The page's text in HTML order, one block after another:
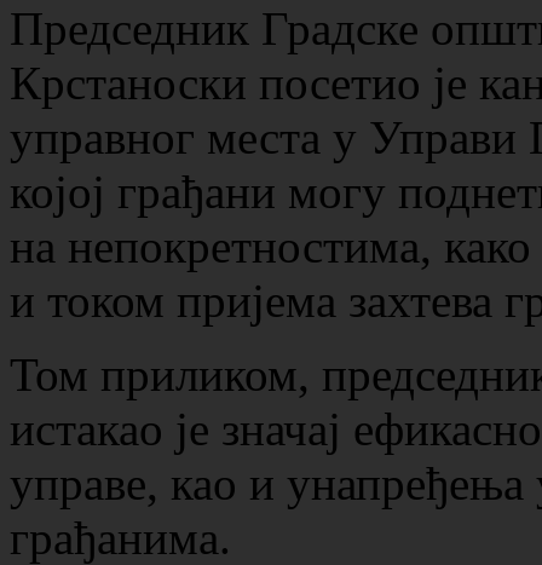
Председник Градске
Крстаноски посетио је
управног места у Управи
којој грађани могу
на непокретностима,
и током пријема захтева
Том приликом,
истакао је значај
управе, као и унапређења
грађанима.